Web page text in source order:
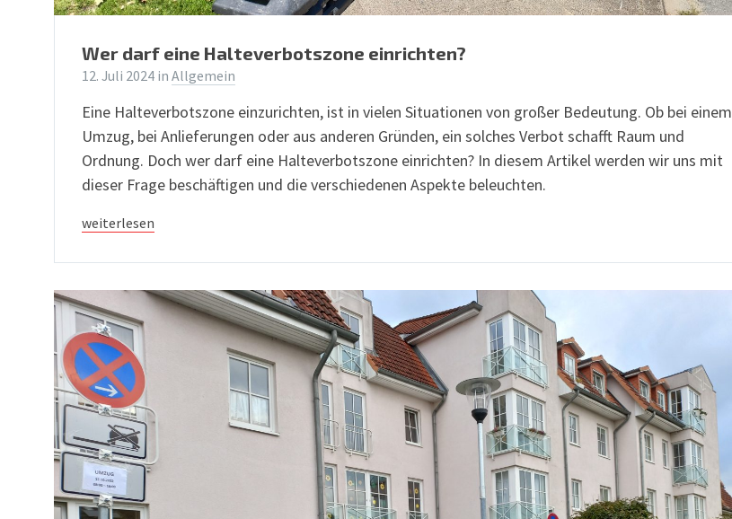
Wer darf eine Halteverbotszone einrichten?
12. Juli 2024 in Allgemein
Eine Halteverbotszone einzurichten, ist in vielen Situationen von großer Bedeutung. Ob bei einem
Umzug, bei Anlieferungen oder aus anderen Gründen, ein solches Verbot schafft Raum und
Ordnung. Doch wer darf eine Halteverbotszone einrichten? In diesem Artikel werden wir uns mit
dieser Frage beschäftigen und die verschiedenen Aspekte beleuchten.
weiterlesen